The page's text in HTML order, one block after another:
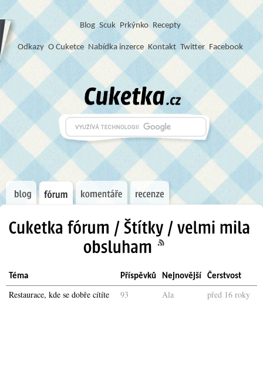
Blog Scuk Prkýnko Recepty
Odkazy O Cuketce Nabídka inzerce Kontakt Twitter Facebook
Téma Příspěvků Nejnovější Čerstvost
Restaurace, kde se dobře cítíte 93 Ala před 16 roky